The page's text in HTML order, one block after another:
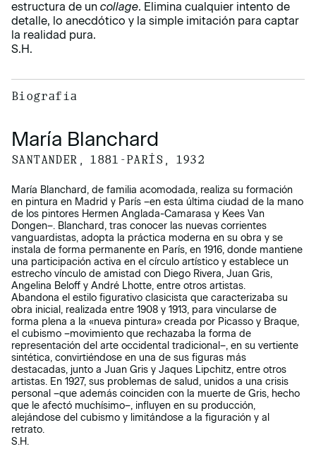
estructura de un collage. Elimina cualquier intento de
detalle, lo anecdótico y la simple imitación para captar
la realidad pura.
S.H.
Biografía
María Blanchard
SANTANDER, 1881-PARÍS, 1932
María Blanchard, de familia acomodada, realiza su formación
en pintura en Madrid y París –en esta última ciudad de la mano
de los pintores Hermen Anglada-Camarasa y Kees Van
Dongen–. Blanchard, tras conocer las nuevas corrientes
vanguardistas, adopta la práctica moderna en su obra y se
instala de forma permanente en París, en 1916, donde mantiene
una participación activa en el círculo artístico y establece un
estrecho vínculo de amistad con Diego Rivera, Juan Gris,
Angelina Beloff y André Lhotte, entre otros artistas.
Abandona el estilo figurativo clasicista que caracterizaba su
obra inicial, realizada entre 1908 y 1913, para vincularse de
forma plena a la «nueva pintura» creada por Picasso y Braque,
el cubismo –movimiento que rechazaba la forma de
representación del arte occidental tradicional–, en su vertiente
sintética, convirtiéndose en una de sus figuras más
destacadas, junto a Juan Gris y Jaques Lipchitz, entre otros
artistas. En 1927, sus problemas de salud, unidos a una crisis
personal –que además coinciden con la muerte de Gris, hecho
que le afectó muchísimo–, influyen en su producción,
alejándose del cubismo y limitándose a la figuración y al
retrato.
S.H.